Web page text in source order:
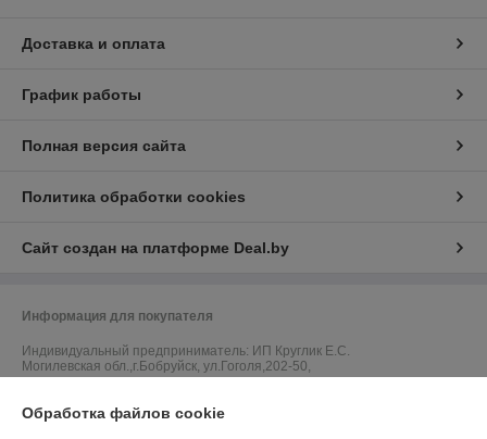
Доставка и оплата
График работы
Полная версия сайта
Политика обработки cookies
Сайт создан на платформе Deal.by
Информация для покупателя
Индивидуальный предприниматель: ИП Круглик Е.С.
Могилевская обл.,г.Бобруйск, ул.Гоголя,202-50,
Обработка файлов cookie